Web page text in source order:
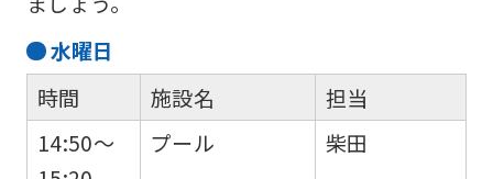
水曜日
時間
14:50～
施設名
プール
担当
柴田